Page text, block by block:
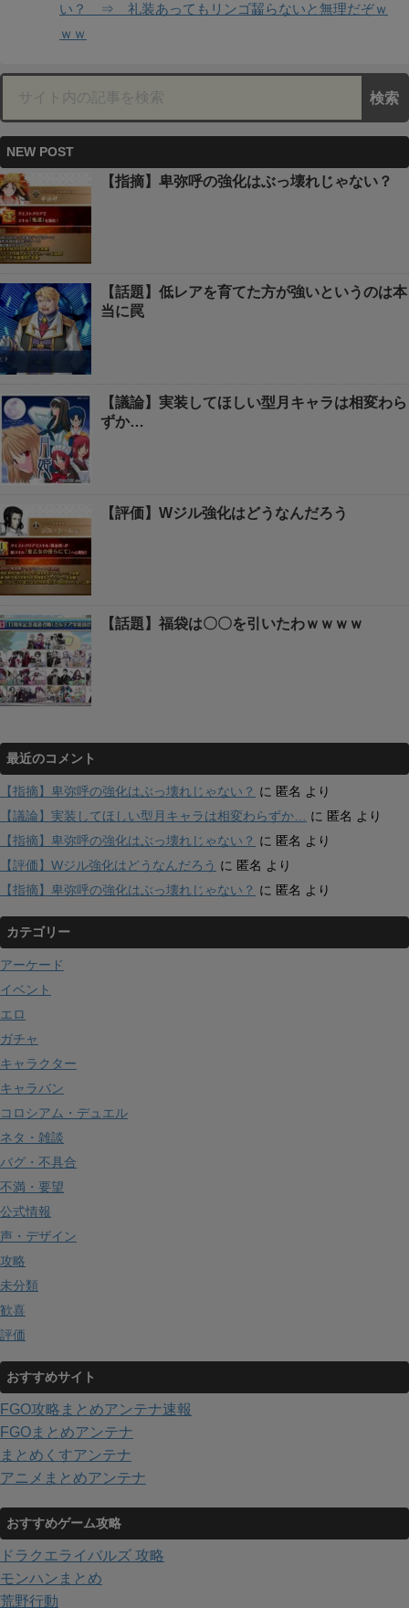
い？ ⇒ 礼装あってもリンゴ齧らないと無理だぞｗ
ｗｗ
NEW POST
【指摘】卑弥呼の強化はぶっ壊れじゃない？
【話題】低レアを育てた方が強いというのは本
当に罠
【議論】実装してほしい型月キャラは相変わら
ずか…
【評価】Wジル強化はどうなんだろう
【話題】福袋は〇〇を引いたわｗｗｗｗ
最近のコメント
【指摘】卑弥呼の強化はぶっ壊れじゃない？ に 匿名 より
【議論】実装してほしい型月キャラは相変わらずか…
に 匿名 より
【指摘】卑弥呼の強化はぶっ壊れじゃない？ に 匿名 より
【評価】Wジル強化はどうなんだろう に 匿名 より
【指摘】卑弥呼の強化はぶっ壊れじゃない？ に 匿名 より
カテゴリー
アーケード
イベント
エロ
ガチャ
キャラクター
キャラバン
コロシアム・デュエル
ネタ・雑談
バグ・不具合
不満・要望
公式情報
声・デザイン
攻略
未分類
歓喜
評価
おすすめサイト
FGO攻略まとめアンテナ速報
FGOまとめアンテナ
まとめくすアンテナ
アニメまとめアンテナ
おすすめゲーム攻略
ドラクエライバルズ 攻略
モンハンまとめ
荒野行動